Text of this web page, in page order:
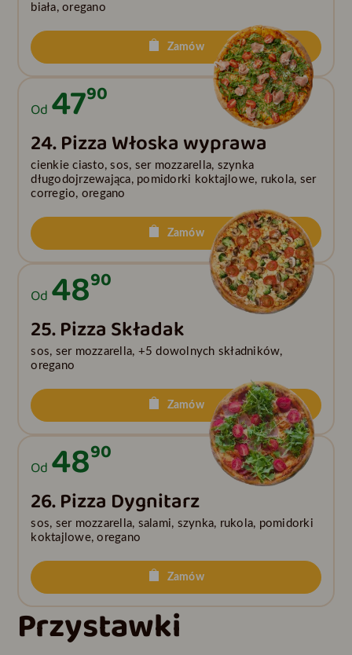
biała, oregano
Zamów
Od 4790
24. Pizza Włoska wyprawa
cienkie ciasto, sos, ser mozzarella, szynka
długodojrzewająca, pomidorki koktajlowe, rukola, ser
corregio, oregano
Zamów
Od 4890
25. Pizza Składak
sos, ser mozzarella, +5 dowolnych składników,
oregano
Zamów
Od 4890
26. Pizza Dygnitarz
sos, ser mozzarella, salami, szynka, rukola, pomidorki
koktajlowe, oregano
Zamów
Przystawki